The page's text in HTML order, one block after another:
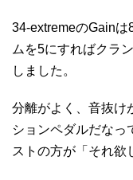
34-extremeのGain
ムを5にすればクラ
しました。
分離がよく、音抜け
ションペダルだなっ
ストの方が「それ欲